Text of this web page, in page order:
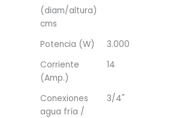
(diam/altura)
cms
Potencia (W)
3.000
Corriente
(Amp.)
14
Conexiones
agua fría /
3/4"